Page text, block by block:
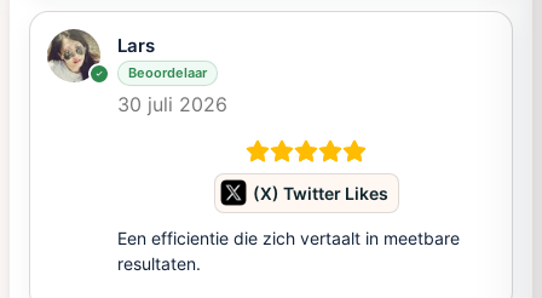
Lars
Beoordelaar
30 juli 2026
(X) Twitter Likes
Een efficientie die zich vertaalt in meetbare
resultaten.